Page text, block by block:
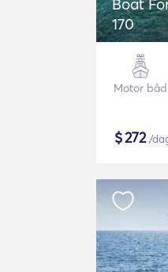
Boat For Rent -
170
Motor båd
$272/